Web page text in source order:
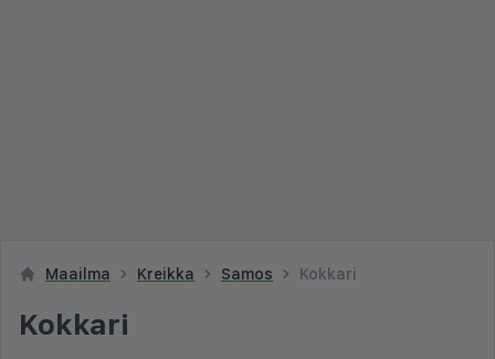
Maailma Kreikka Samos Kokkari
Kokkari